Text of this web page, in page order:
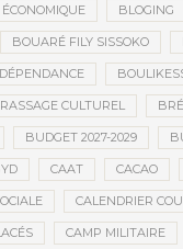
BLOGING
BOUARÉ FILY SISSOKO
CULTUREL
BUDGET 2027-2029
CAAT CACAO
CALENDRIER
CAMP MILITAIRE